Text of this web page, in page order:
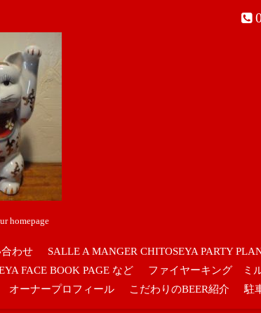
homepage
わせ SALLE A MANGER CHITOSEYA PARTY
FACE BOOK PAGE など
ファイヤーキング ミ
オーナープロフィール こだわりのBEER紹介 駐